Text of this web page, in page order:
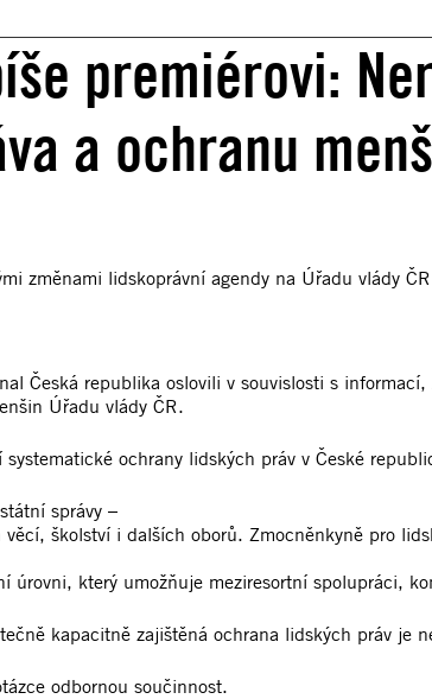
premiérovi:
a ochranu
změnami lidskoprávní agendy na Úřadu vlády ČR
Česká republika oslovili v souvislosti s
Úřadu vlády ČR.
ochrany lidských práv v České
správy –
školství i dalších oborů. Zmocněnkyně pro
úrovni, který umožňuje meziresortní
kapacitně zajištěná ochrana lidských práv
odbornou součinnost.